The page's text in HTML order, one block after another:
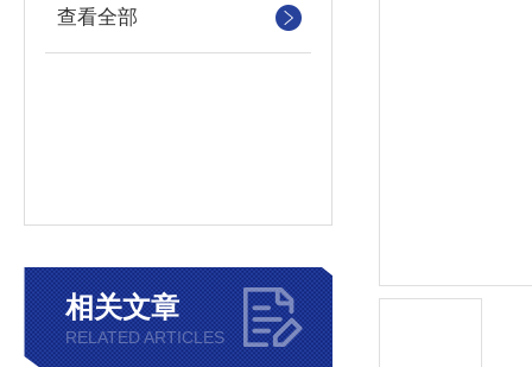
查看全部
相关文章
RELATED ARTICLES